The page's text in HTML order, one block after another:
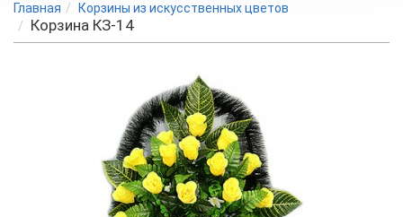
Главная Корзины из искусственных цветов
Корзина КЗ-14